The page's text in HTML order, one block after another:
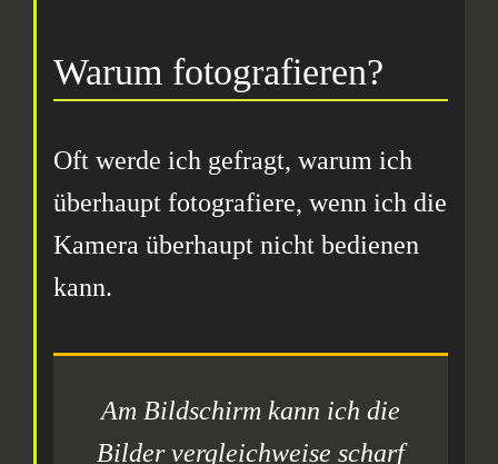
Warum fotografieren?
Oft werde ich gefragt, warum ich
überhaupt fotografiere, wenn ich die
Kamera überhaupt nicht bedienen
kann.
Am Bildschirm kann ich die
Bilder vergleichweise scharf